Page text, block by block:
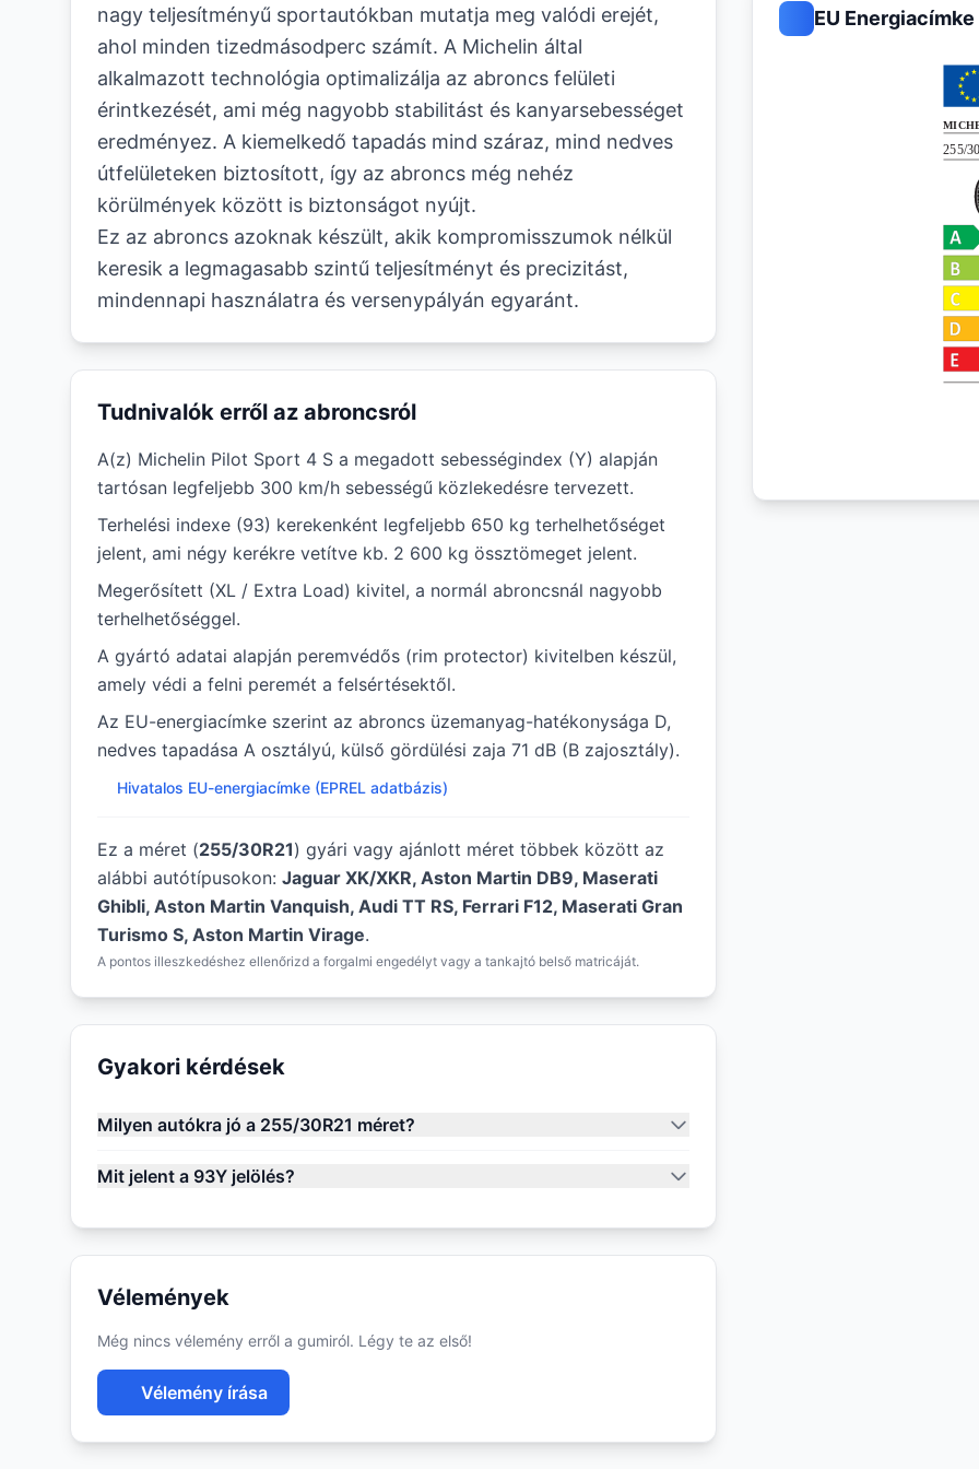
nagy teljesítményű sportautókban mutatja meg valódi erejét,
ahol minden tizedmásodperc számít. A Michelin által
alkalmazott technológia optimalizálja az abroncs felületi
érintkezését, ami még nagyobb stabilitást és kanyarsebességet
eredményez. A kiemelkedő tapadás mind száraz, mind nedves
útfelületeken biztosított, így az abroncs még nehéz
körülmények között is biztonságot nyújt.
Ez az abroncs azoknak készült, akik kompromisszumok nélkül
keresik a legmagasabb szintű teljesítményt és precizitást,
mindennapi használatra és versenypályán egyaránt.
Tudnivalók erről az abroncsról
A(z) Michelin Pilot Sport 4 S a megadott sebességindex (Y) alapján
tartósan legfeljebb 300 km/h sebességű közlekedésre tervezett.
Terhelési indexe (93) kerekenként legfeljebb 650 kg terhelhetőséget
jelent, ami négy kerékre vetítve kb. 2 600 kg össztömeget jelent.
Megerősített (XL / Extra Load) kivitel, a normál abroncsnál nagyobb
terhelhetőséggel.
A gyártó adatai alapján peremvédős (rim protector) kivitelben készül,
amely védi a felni peremét a felsértésektől.
Az EU-energiacímke szerint az abroncs üzemanyag-hatékonysága D,
nedves tapadása A osztályú, külső gördülési zaja 71 dB (B zajosztály).
Hivatalos EU-energiacímke (EPREL adatbázis)
Ez a méret (255/30R21) gyári vagy ajánlott méret többek között az
alábbi autótípusokon: Jaguar XK/XKR, Aston Martin DB9, Maserati
Ghibli, Aston Martin Vanquish, Audi TT RS, Ferrari F12, Maserati Gran
Turismo S, Aston Martin Virage.
A pontos illeszkedéshez ellenőrizd a forgalmi engedélyt vagy a tankajtó belső matricáját.
Gyakori kérdések
Milyen autókra jó a 255/30R21 méret?
Mit jelent a 93Y jelölés?
Vélemények
Még nincs vélemény erről a gumiról. Légy te az első!
Vélemény írása
EU Energiacímke